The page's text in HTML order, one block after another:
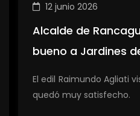
12 junio 2026
Alcalde de
bueno a Jardines
El edil Raimundo Agliati
quedó muy satisfecho.